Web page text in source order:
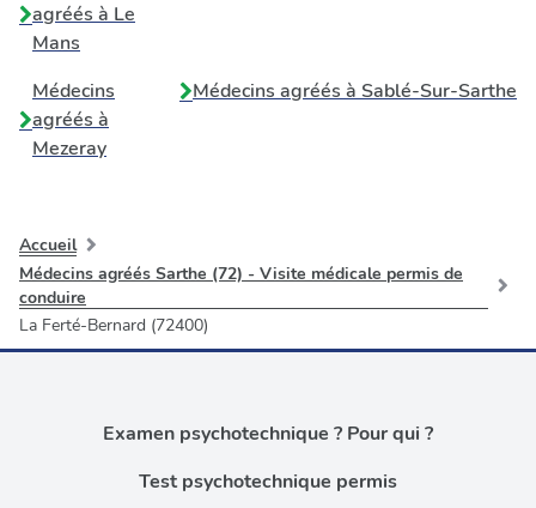
agréés à Le
Mans
Médecins
agréés à
Mezeray
Médecins agréés à Sablé-Sur-Sarthe
Accueil
Médecins agréés Sarthe (72) - Visite médicale permis de
conduire
La Ferté-Bernard (72400)
Examen psychotechnique ? Pour qui ?
Test psychotechnique permis